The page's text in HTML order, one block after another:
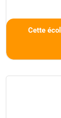
Cette